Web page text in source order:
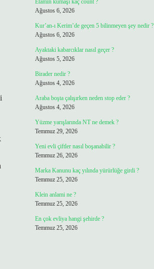
Etamin kumaşı kaç count ?
Ağustos 6, 2026
Kur’an-ı Kerim’de geçen 5 bilinmeyen şey nedir ?
Ağustos 6, 2026
Ayaktaki kabarcıklar nasıl geçer ?
Ağustos 5, 2026
Birader nedir ?
Ağustos 4, 2026
Araba boşta çalışırken neden stop eder ?
Ağustos 4, 2026
Yüzme yarışlarında NT ne demek ?
Temmuz 29, 2026
Yeni evli çiftler nasıl boşanabilir ?
Temmuz 26, 2026
Marka Kanunu kaç yılında yürürlüğe girdi ?
Temmuz 25, 2026
Klein anlami ne ?
Temmuz 25, 2026
En çok evliya hangi şehirde ?
Temmuz 25, 2026